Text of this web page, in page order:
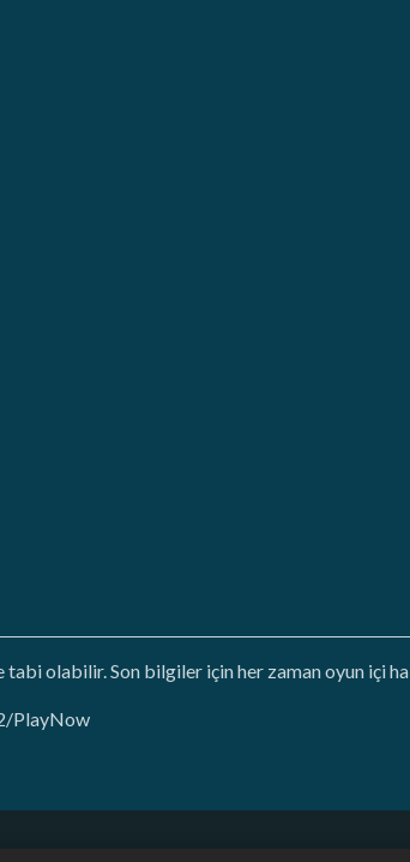
olabilir. Son bilgiler için her zaman oyun içi
PlayNow